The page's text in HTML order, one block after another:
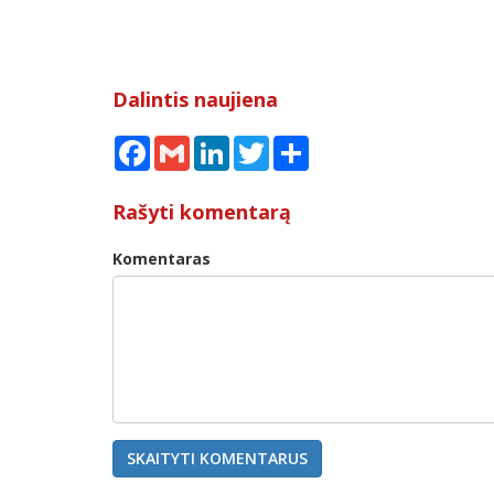
Dalintis naujiena
Facebook
Gmail LinkedInTwitter
Rašyti komentarą
Komentaras
SKAITYTI KOMENTARUS